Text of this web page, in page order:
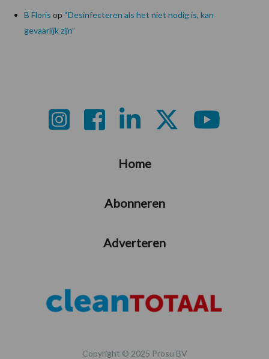
B Floris op “Desinfecteren als het niet nodig is, kan
gevaarlijk zijn”
Footer
Home
Abonneren
Adverteren
Copyright © 2025 Prosu BV